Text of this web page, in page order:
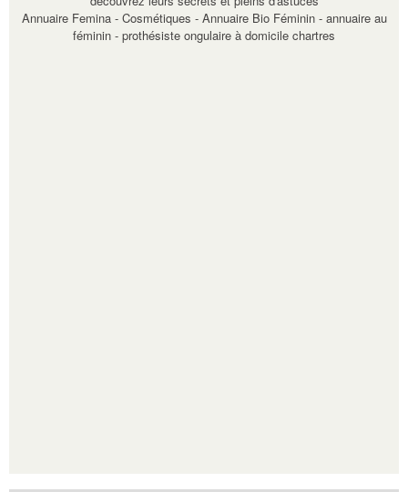
Annuaire Femina - Cosmétiques - Annuaire Bio Féminin- annuaire au
féminin - prothésiste ongulaire à domicile chartres